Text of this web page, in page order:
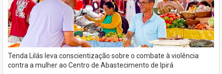
Tenda Lilás leva conscientização sobre o combate à violência
contra a mulher ao Centro de Abastecimento de Ipirá